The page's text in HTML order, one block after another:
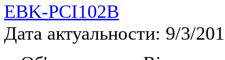
EBK-PCI102B
Дата актуальности: 9/3/